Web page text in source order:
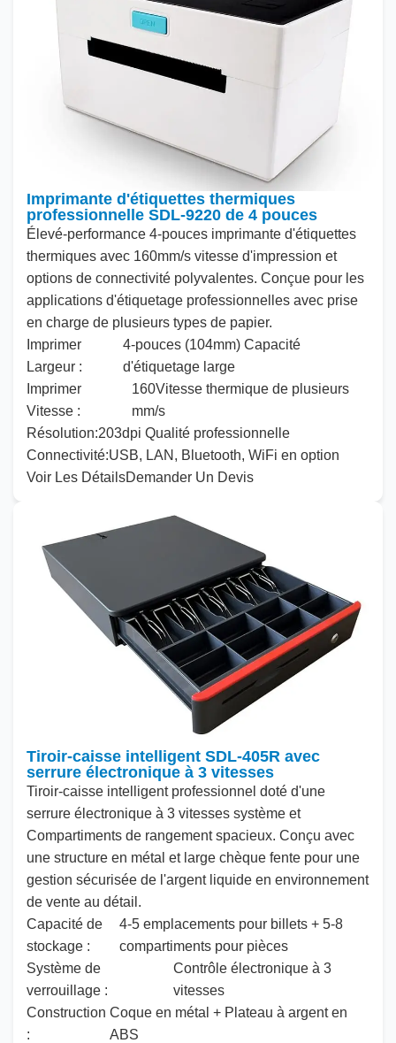
Imprimante d'étiquettes thermiques
professionnelle SDL-9220 de 4 pouces
Élevé-performance 4-pouces imprimante d'étiquettes
thermiques avec 160mm/s vitesse d'impression et
options de connectivité polyvalentes. Conçue pour les
applications d'étiquetage professionnelles avec prise
en charge de plusieurs types de papier.
Imprimer
Largeur :
4-pouces (104mm) Capacité
d'étiquetage large
Imprimer
Vitesse :
160Vitesse thermique de plusieurs
mm/s
Résolution:203dpi Qualité professionnelle
Connectivité:USB, LAN, Bluetooth, WiFi en option
Voir Les DétailsDemander Un Devis
Tiroir-caisse intelligent SDL-405R avec
serrure électronique à 3 vitesses
Tiroir-caisse intelligent professionnel doté d'une
serrure électronique à 3 vitesses système et
Compartiments de rangement spacieux. Conçu avec
une structure en métal et large chèque fente pour une
gestion sécurisée de l'argent liquide en environnement
de vente au détail.
Capacité de
stockage :
4-5 emplacements pour billets + 5-8
compartiments pour pièces
Système de
verrouillage :
Contrôle électronique à 3
vitesses
Construction
:
Coque en métal + Plateau à argent en
ABS